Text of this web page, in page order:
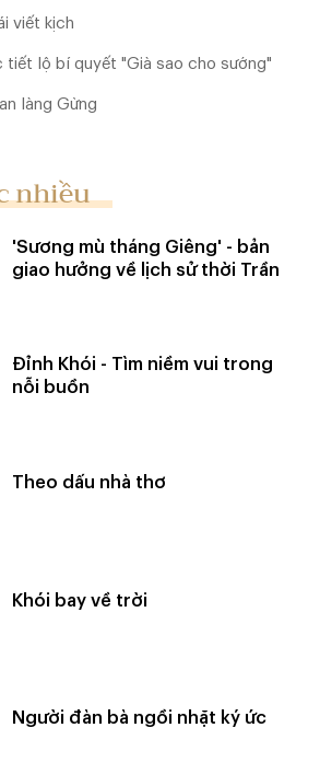
viết kịch
tiết lộ bí quyết "Già sao cho sướng"
làng Gừng
nhiều
'Sương mù tháng Giêng' - bản
giao hưởng về lịch sử thời Trần
Đỉnh Khói - Tìm niềm vui trong
nỗi buồn
Theo dấu nhà thơ
Khói bay về trời
Người đàn bà ngồi nhặt ký ức